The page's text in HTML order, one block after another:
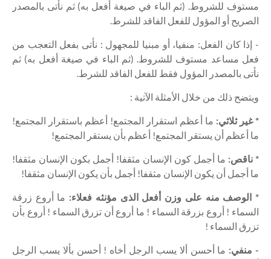
مستوف للشروط. (ثم الباء في صيغة أفعل به) ثم نأتى بالمصدر
الصريح أو المؤول للفعل الفاقد للشرط.
- إذا كان الفعل: منفيا، أو مبنيا للمجهول : نأتى بفعل التعجب من
فعل مساعد مستوف للشروط. (ثم الباء في صيغة أفعل به) ثم
نأتى بالمصدر المؤول فقط للفعل الفاقد للشرط.
ويتضح ذلك من خلال الأمثلة الآتية :
* غير ثلاثي: ما أعظم استقرار المجتمع! أعظم باستقرار المجتمع!
ما أعظم أن يستقر المجتمع! أعظم بأن يستقر المجتمع!
* ناقص: ما أجمل كون الإنسان مثقفا! أجمل بكون الإنسان مثقفا!
ما أجمل أن يكون الإنسان مثقفا! أجمل بأن يكون الإنسان مثقفا!
* الوصف منه على وزن أفعل الذى مؤنثه فعلاء: ما أروع زرقة
السماء ! أروع بزرقة السماء ! ما أروع أن تزرق السماء ! أروع بأن
تزرق السماء !
- منفي: ما أحسن ألا يسب الرجل أخاه ! أحسن بألا يسب الرجل